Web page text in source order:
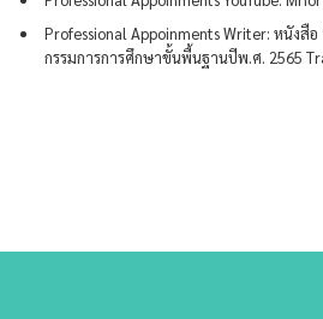
Professional Appoinments Writer: หนังสื
กรรมการการศึกษาขั้นพื้นฐานปีพ.ศ. 2565